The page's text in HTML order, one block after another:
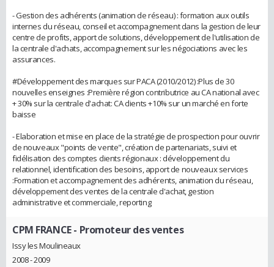
- Gestion des adhérents (animation de réseau) : formation aux outils
internes du réseau, conseil et accompagnement dans la gestion de leur
centre de profits, apport de solutions, développement de l'utilisation de
la centrale d'achats, accompagnement sur les négociations avec les
assurances.
#Développement des marques sur PACA (2010/2012) :Plus de 30
nouvelles enseignes :Première région contributrice au CA national avec
+ 30% sur la centrale d'achat: CA clients +10% sur un marché en forte
baisse
- Elaboration et mise en place de la stratégie de prospection pour ouvrir
de nouveaux "points de vente", création de partenariats, suivi et
fidélisation des comptes clients régionaux : développement du
relationnel, identification des besoins, apport de nouveaux services
:Formation et accompagnement des adhérents, animation du réseau,
développement des ventes de la centrale d'achat, gestion
administrative et commerciale, reporting
CPM FRANCE- Promoteur des ventes
Issy les Moulineaux
2008 - 2009